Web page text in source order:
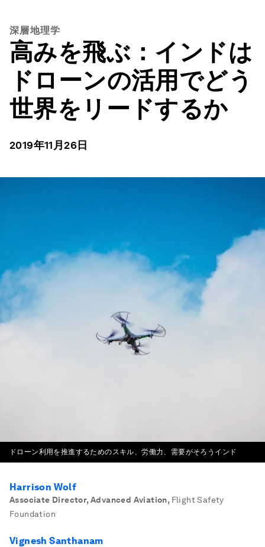
深層地理学
高みを飛ぶ：インドは
ドローンの活用でどう
世界をリードするか
2019年11月26日
ドローン利用を推進するためのスキル、労働力、需要がそろうインド
Harrison Wolf
Associate Director, Advanced Aviation, Flight Safety
Foundation
Vignesh Santhanam